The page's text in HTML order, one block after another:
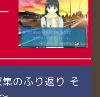
のふり返り そ